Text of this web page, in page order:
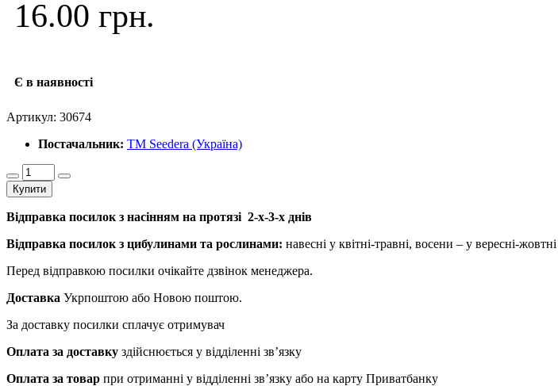
16.00 грн.
Є в наявності
Артикул: 30674
Постачальник: ТМ Seedera (Україна)
Купити
Відправка посилок з насінням на протязі 2-х-3-х днів
Відправка посилок з цибулинами та рослинами: навесні у квітні-травні, восени – у вересні-жовтні
Перед відправкою посилки очікайте дзвінок менеджера.
Доставка Укрпоштою або Новою поштою.
За доставку посилки сплачує отримувач
Оплата за доставку здійснюється у відділенні зв’язку
Оплата за товар при отриманні у відділенні зв’язку або на карту Приватбанку